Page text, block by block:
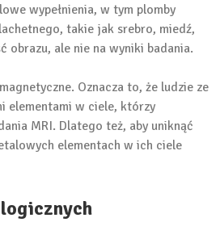
wypełnienia, w tym plomby
takie jak srebro, miedź,
obrazu, ale nie na wyniki badania.
Oznacza to, że ludzie ze
elementami w ciele, którzy
MRI. Dlatego też, aby uniknąć
elementach w ich ciele